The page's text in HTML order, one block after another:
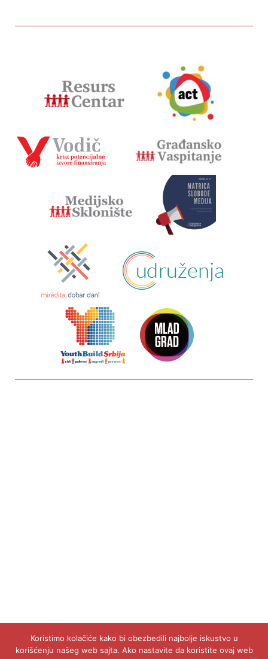
Koristimo kolačiće kako bi obezbedili najbolje iskustvo u
korišćenju našeg web sajta. Ako nastavite da koristite ovaj web